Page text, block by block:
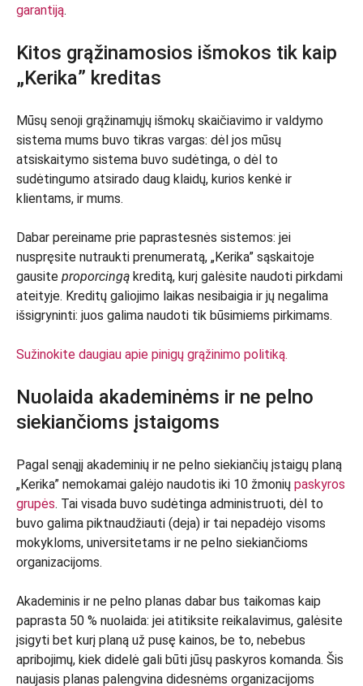
garantiją.
Kitos grąžinamosios išmokos tik kaip
„Kerika” kreditas
Mūsų senoji grąžinamųjų išmokų skaičiavimo ir valdymo
sistema mums buvo tikras vargas: dėl jos mūsų
atsiskaitymo sistema buvo sudėtinga, o dėl to
sudėtingumo atsirado daug klaidų, kurios kenkė ir
klientams, ir mums.
Dabar pereiname prie paprastesnės sistemos: jei
nuspręsite nutraukti prenumeratą, „Kerika” sąskaitoje
gausite proporcingą kreditą, kurį galėsite naudoti pirkdami
ateityje. Kreditų galiojimo laikas nesibaigia ir jų negalima
išsigryninti: juos galima naudoti tik būsimiems pirkimams.
Sužinokite daugiau apie pinigų grąžinimo politiką.
Nuolaida akademinėms ir ne pelno
siekiančioms įstaigoms
Pagal senąjį akademinių ir ne pelno siekiančių įstaigų planą
„Kerika” nemokamai galėjo naudotis iki 10 žmonių paskyros
grupės. Tai visada buvo sudėtinga administruoti, dėl to
buvo galima piktnaudžiauti (deja) ir tai nepadėjo visoms
mokykloms, universitetams ir ne pelno siekiančioms
organizacijoms.
Akademinis ir ne pelno planas dabar bus taikomas kaip
paprasta 50 % nuolaida: jei atitiksite reikalavimus, galėsite
įsigyti bet kurį planą už pusę kainos, be to, nebebus
apribojimų, kiek didelė gali būti jūsų paskyros komanda. Šis
naujasis planas palengvina didesnėms organizacijoms